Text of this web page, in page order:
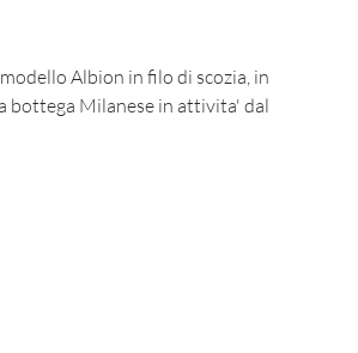
Albion in filo di scozia, in
bottega Milanese in attivita' dal